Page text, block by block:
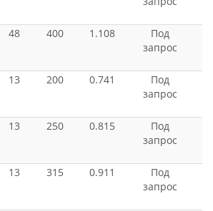
48 400 1.108
Под
запрос
13 200 0.741
Под
запрос
13 250 0.815
Под
запрос
13 315 0.911
Под
запрос